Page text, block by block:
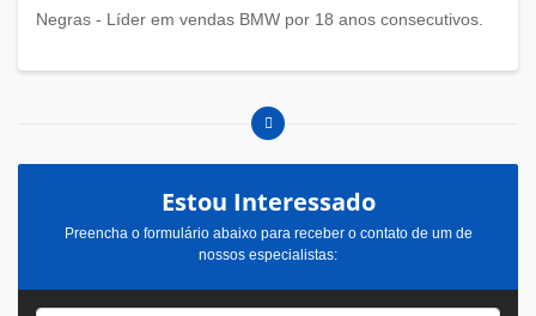
Negras - Líder em vendas BMW por 18 anos consecutivos.
Estou Interessado
Preencha o formulário abaixo para receber o contato de um de
nossos especialistas: